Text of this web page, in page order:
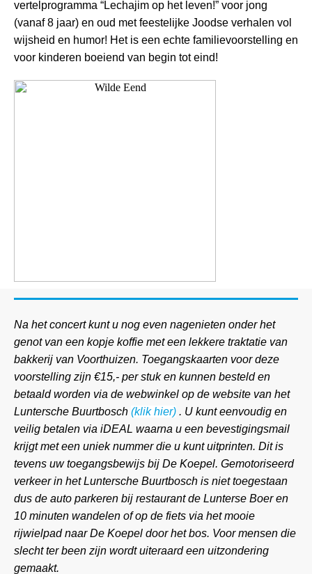
vertelprogramma “Lechajim op het leven!” voor jong
(vanaf 8 jaar) en oud met feestelijke Joodse verhalen vol
wijsheid en humor! Het is een echte familievoorstelling en
voor kinderen boeiend van begin tot eind!
Na het concert kunt u nog even nagenieten onder het
genot van een kopje koffie met een lekkere traktatie van
bakkerij van Voorthuizen. Toegangskaarten voor deze
voorstelling zijn €15,- per stuk en kunnen besteld en
betaald worden via de webwinkel op de website van het
Luntersche Buurtbosch (klik hier) . U kunt eenvoudig en
veilig betalen via iDEAL waarna u een bevestigingsmail
krijgt met een uniek nummer die u kunt uitprinten. Dit is
tevens uw toegangsbewijs bij De Koepel. Gemotoriseerd
verkeer in het Luntersche Buurtbosch is niet toegestaan
dus de auto parkeren bij restaurant de Lunterse Boer en
10 minuten wandelen of op de fiets via het mooie
rijwielpad naar De Koepel door het bos. Voor mensen die
slecht ter been zijn wordt uiteraard een uitzondering
gemaakt.